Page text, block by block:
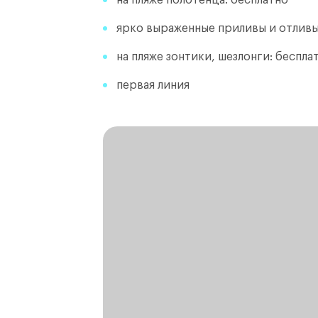
ярко выраженные приливы и отливы
на пляже зонтики, шезлонги:
первая линия